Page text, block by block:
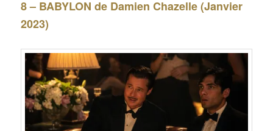
8 – BABYLON de Damien Chazelle (Janvier
2023)